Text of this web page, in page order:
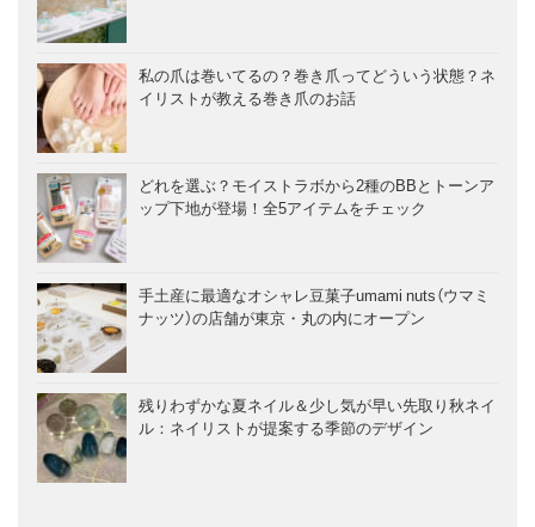
私の爪は巻いてるの？巻き爪ってどういう状態？ネ
イリストが教える巻き爪のお話
どれを選ぶ？モイストラボから2種のBBとトーンア
ップ下地が登場！全5アイテムをチェック
手土産に最適なオシャレ豆菓子umami nuts（ウマミ
ナッツ）の店舗が東京・丸の内にオープン
残りわずかな夏ネイル＆少し気が早い先取り秋ネイ
ル：ネイリストが提案する季節のデザイン